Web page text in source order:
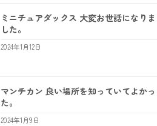
ミニチュアダックス 大変お世話になりま
した。
2024年1月12日
マンチカン 良い場所を知っていてよかっ
た。
2024年1月9日